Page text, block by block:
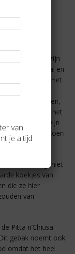
kijkt aan de
geschiedenis, zijn
de kathedraal en
aanbevelen. Het
hedendaags
heerlijk winkelen,
ontbreken op het
deze Cirò wijn
en droeg toen
Madonna, geniet
koekjes van
die ze hier
van
Pitta n’Chiusa
gebak noemt ook
omdat het heel
van
je altijd